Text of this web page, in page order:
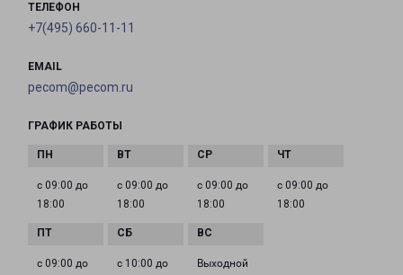
ТЕЛЕФОН
+7(495) 660-11-11
EMAIL
pecom@pecom.ru
ГРАФИК РАБОТЫ
с 09:00 до
18:00
с 09:00 до
18:00
с 09:00 до
18:00
с 09:00 до
18:00
с 09:00 до
с 10:00 до
Выходной